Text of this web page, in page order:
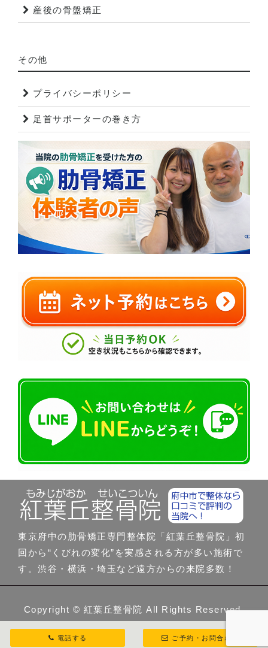
産後の骨盤矯正
その他
プライバシーポリシー
足首サポーターの巻き方
東京府中の肋骨矯正専門整体院「紅葉丘整骨院」初
回から“くびれの変化”を実感される方が多い施術で
す。渋谷・横浜・埼玉など遠方からの来院多数！
Copyright © 紅葉丘整骨院 All Rights Reserved.
電話する ご予約・お問合わせ